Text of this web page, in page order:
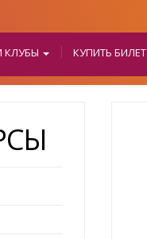
КЛУБЫ КУПИТЬ БИЛЕТ